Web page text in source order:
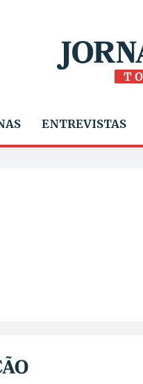
ENTREVISTAS